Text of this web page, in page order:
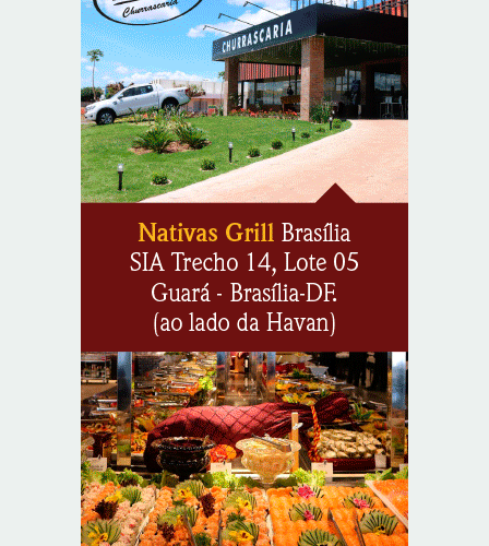
Provedores de internet transformam o Wi-Fi em
ferramenta de fidelização e novas receitas
Autoridades celebram legado de Augusto Nardes em
jantar em Brasília
Unidade oferece atendimento especializado a crianças
e adolescentes vítimas de violência sexual no DF
Planaltina terá reforço de ônibus para a 6ª Feira
Nacional da Uva e do Vinho
Endereços em Planaltina terão o fornecimento de
energia interrompido nesta quinta-feira (6)
Lactário do Hospital de Base garante alimentação
segura e personalizada aos pacientes
Agosto Lilás reforça orientação sobre direitos e canais
de proteção às mulheres